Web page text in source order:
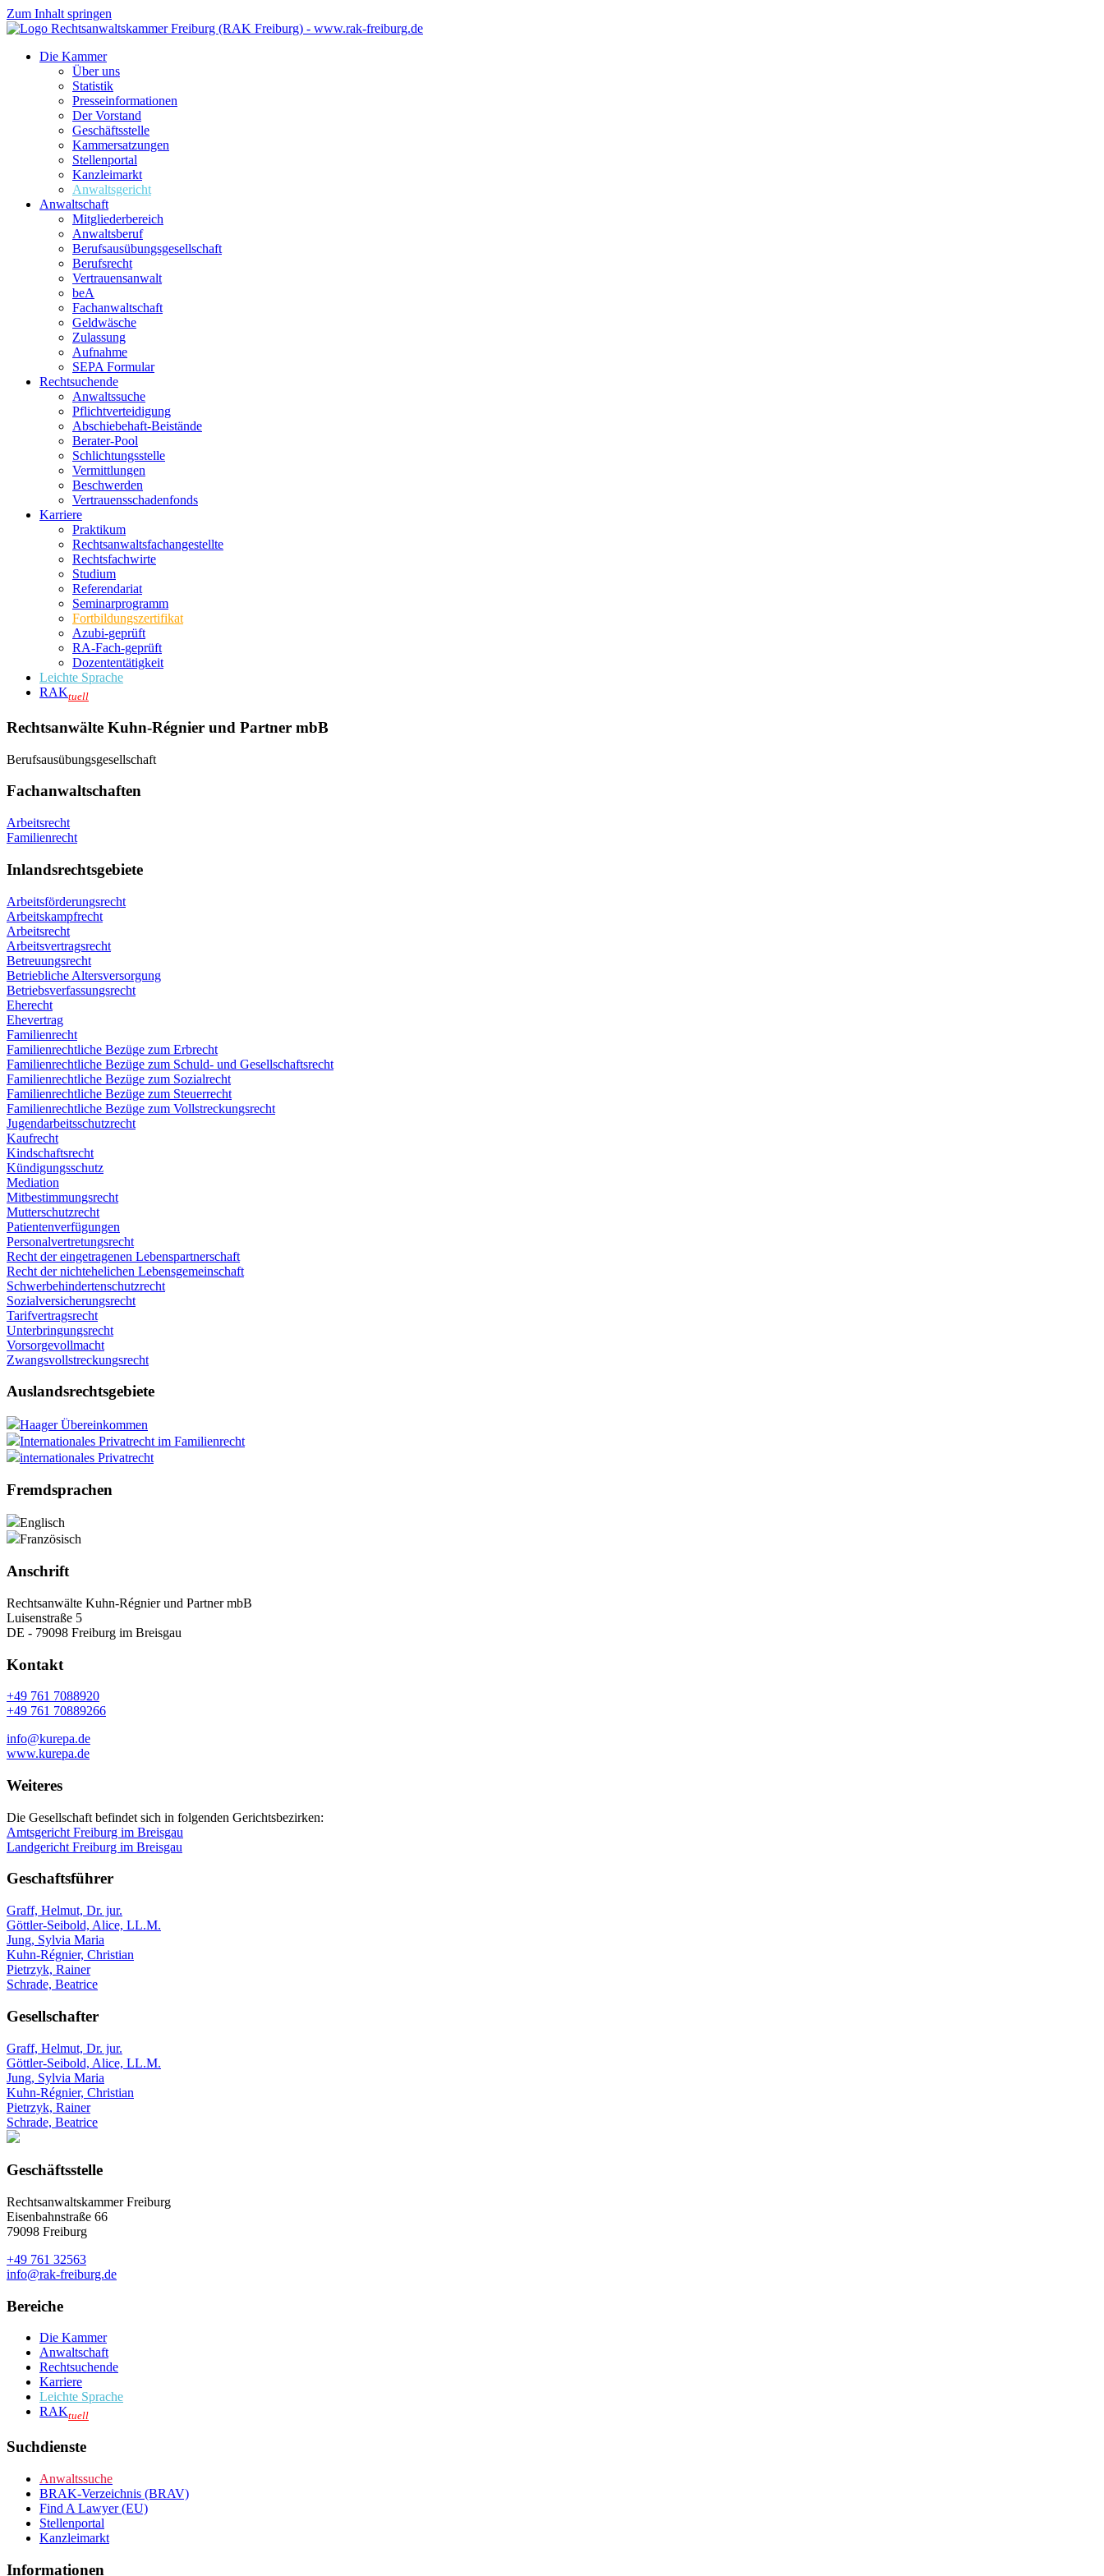
Zum Inhalt springen
Die Kammer
Über uns
Statistik
Presseinformationen
Der Vorstand
Geschäftsstelle
Kammersatzungen
Stellenportal
Kanzleimarkt
Anwaltsgericht
Anwaltschaft
Mitgliederbereich
Anwaltsberuf
Berufsausübungs­gesellschaft
Berufsrecht
Vertrauensanwalt
beA
Fachanwaltschaft
Geldwäsche
Zulassung
Aufnahme
SEPA Formular
Rechtsuchende
Anwaltssuche
Pflichtverteidigung
Abschiebehaft-Beistände
Berater-Pool
Schlichtungsstelle
Vermittlungen
Beschwerden
Vertrauensschadenfonds
Karriere
Praktikum
Rechtsanwalts­fachangestellte
Rechtsfachwirte
Studium
Referendariat
Seminarprogramm
Fortbildungszertifikat
Azubi-geprüft
RA-Fach-geprüft
Dozententätigkeit
Leichte Sprache
RAKtuell
Rechtsanwälte Kuhn-Régnier und Partner mbB
Berufsausübungsgesellschaft
Fachanwaltschaften
Arbeitsrecht
Familienrecht
Inlandsrechtsgebiete
Arbeitsförderungsrecht
Arbeitskampfrecht
Arbeitsrecht
Arbeitsvertragsrecht
Betreuungsrecht
Betriebliche Altersversorgung
Betriebsverfassungsrecht
Eherecht
Ehevertrag
Familienrecht
Familienrechtliche Bezüge zum Erbrecht
Familienrechtliche Bezüge zum Schuld- und Gesellschaftsrecht
Familienrechtliche Bezüge zum Sozialrecht
Familienrechtliche Bezüge zum Steuerrecht
Familienrechtliche Bezüge zum Vollstreckungsrecht
Jugendarbeitsschutzrecht
Kaufrecht
Kindschaftsrecht
Kündigungsschutz
Mediation
Mitbestimmungsrecht
Mutterschutzrecht
Patientenverfügungen
Personalvertretungsrecht
Recht der eingetragenen Lebenspartnerschaft
Recht der nichtehelichen Lebensgemeinschaft
Schwerbehindertenschutzrecht
Sozialversicherungsrecht
Tarifvertragsrecht
Unterbringungsrecht
Vorsorgevollmacht
Zwangsvollstreckungsrecht
Auslandsrechtsgebiete
Haager Übereinkommen
Internationales Privatrecht im Familienrecht
internationales Privatrecht
Fremdsprachen
Englisch
Französisch
Anschrift
Rechtsanwälte Kuhn-Régnier und Partner mbB
Luisenstraße 5
DE - 79098 Freiburg im Breisgau
Kontakt
+49 761 7088920
+49 761 70889266
info@kurepa.de
www.kurepa.de
Weiteres
Die Gesellschaft befindet sich in folgenden Gerichtsbezirken:
Amtsgericht Freiburg im Breisgau
Landgericht Freiburg im Breisgau
Geschaftsführer
Graff, Helmut, Dr. jur.
Göttler-Seibold, Alice, LL.M.
Jung, Sylvia Maria
Kuhn-Régnier, Christian
Pietrzyk, Rainer
Schrade, Beatrice
Gesellschafter
Graff, Helmut, Dr. jur.
Göttler-Seibold, Alice, LL.M.
Jung, Sylvia Maria
Kuhn-Régnier, Christian
Pietrzyk, Rainer
Schrade, Beatrice
Geschäftsstelle
Rechtsanwaltskammer Freiburg
Eisenbahnstraße 66
79098 Freiburg
+49 761 32563
info@rak-freiburg.de
Bereiche
Die Kammer
Anwaltschaft
Rechtsuchende
Karriere
Leichte Sprache
RAKtuell
Suchdienste
Anwaltssuche
BRAK-Verzeichnis (BRAV)
Find A Lawyer (EU)
Stellenportal
Kanzleimarkt
Informationen